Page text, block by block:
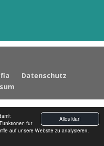
Alles klar!
für
auf unsere Website zu analysieren.
Datenschutz